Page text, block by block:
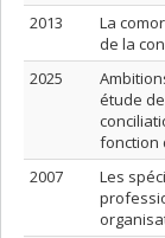
2013
La
de la
2025
étude
fonction
2007
Les